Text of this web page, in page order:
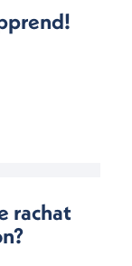
rachat